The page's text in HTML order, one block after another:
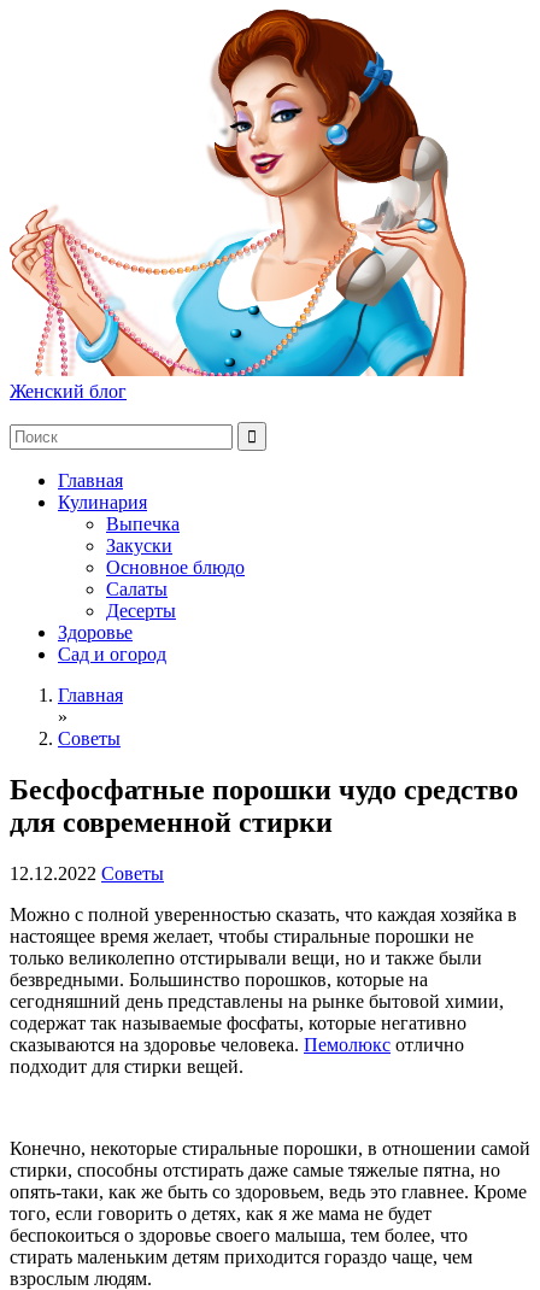
Женский блог
Главная
Кулинария
Выпечка
Закуски
Основное блюдо
Салаты
Десерты
Здоровье
Сад и огород
Главная
»
Советы
Бесфосфатные порошки чудо средство
для современной стирки
12.12.2022 Советы
Можно с полной уверенностью сказать, что каждая хозяйка в
настоящее время желает, чтобы стиральные порошки не
только великолепно отстирывали вещи, но и также были
безвредными. Большинство порошков, которые на
сегодняшний день представлены на рынке бытовой химии,
содержат так называемые фосфаты, которые негативно
сказываются на здоровье человека. Пемолюкс отлично
подходит для стирки вещей.
Конечно, некоторые стиральные порошки, в отношении самой
стирки, способны отстирать даже самые тяжелые пятна, но
опять-таки, как же быть со здоровьем, ведь это главнее. Кроме
того, если говорить о детях, как я же мама не будет
беспокоиться о здоровье своего малыша, тем более, что
стирать маленьким детям приходится гораздо чаще, чем
взрослым людям.